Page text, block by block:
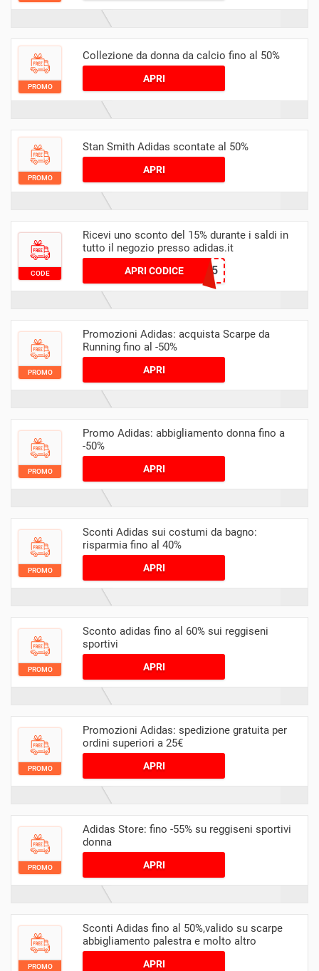
PROMO
Collezione da donna da calcio fino al 50%
APRI
PROMO
Stan Smith Adidas scontate al 50%
APRI
CODE
Ricevi uno sconto del 15% durante i saldi in
tutto il negozio presso adidas.it
APRI CODICEHOLIDAY15
PROMO
Promozioni Adidas: acquista Scarpe da
Running fino al -50%
APRI
PROMO
Promo Adidas: abbigliamento donna fino a
-50%
APRI
PROMO
Sconti Adidas sui costumi da bagno:
risparmia fino al 40%
APRI
PROMO
Sconto adidas fino al 60% sui reggiseni
sportivi
APRI
PROMO
Promozioni Adidas: spedizione gratuita per
ordini superiori a 25€
APRI
PROMO
Adidas Store: fino -55% su reggiseni sportivi
donna
APRI
PROMO
Sconti Adidas fino al 50%,valido su scarpe
abbigliamento palestra e molto altro
APRI